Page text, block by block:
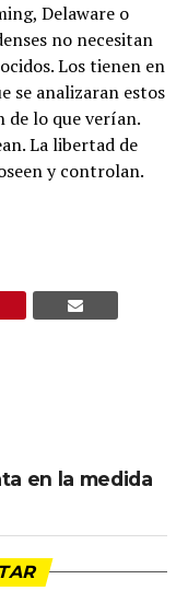
Delaware o
no necesitan
Los tienen en
se analizaran estos
de lo que verían.
La libertad de
y controlan.
en la medida